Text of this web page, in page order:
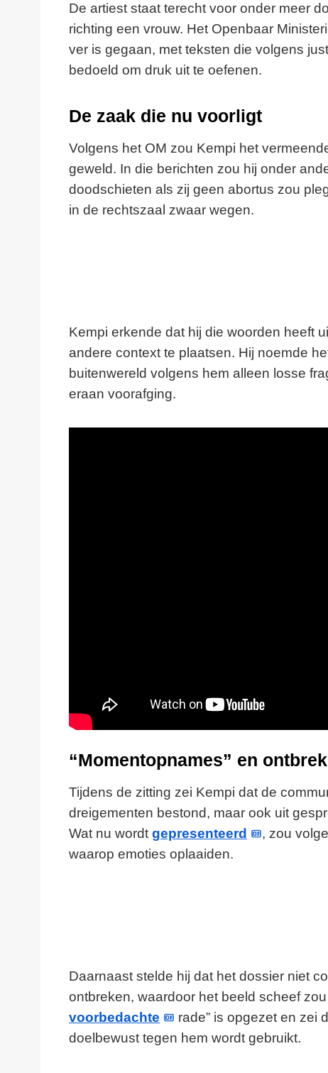
De artiest staat terecht voor onder meer
richting een vrouw. Het Openbaar
ver is gegaan, met teksten die volgens
bedoeld om druk uit te oefenen.
De zaak die nu voorligt
Volgens het OM zou Kempi het
geweld. In die berichten zou hij onder
doodschieten als zij geen abortus zou
in de rechtszaal zwaar wegen.
Kempi erkende dat hij die woorden heeft
andere context te plaatsen. Hij noemde
buitenwereld volgens hem alleen losse
eraan voorafging.
“Momentopnames” en
Tijdens de zitting zei Kempi dat de
dreigementen bestond, maar ook uit
Wat nu wordt gepresenteerd
, zou
waarop emoties oplaaiden.
Daarnaast stelde hij dat het dossier niet
ontbreken, waardoor het beeld scheef
voorbedachte
rade” is opgezet en zei
doelbewust tegen hem wordt gebruikt.